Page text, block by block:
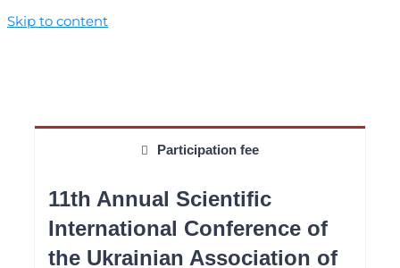
Skip to content
Participation fee
11th Annual Scientific
International Conference of
the Ukrainian Association of